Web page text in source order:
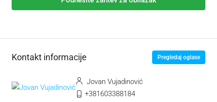
Kontakt informacije Pregledaj oglase
Jovan Vujadinović
+381603388184